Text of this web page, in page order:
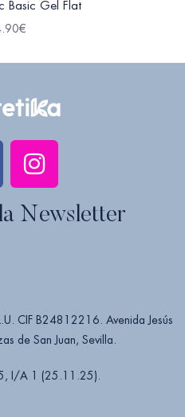
Basic Gel Flat
€
Newsletter
CIF B24812216. Avenida Jesús
de San Juan, Sevilla.
I/A 1 (25.11.25).